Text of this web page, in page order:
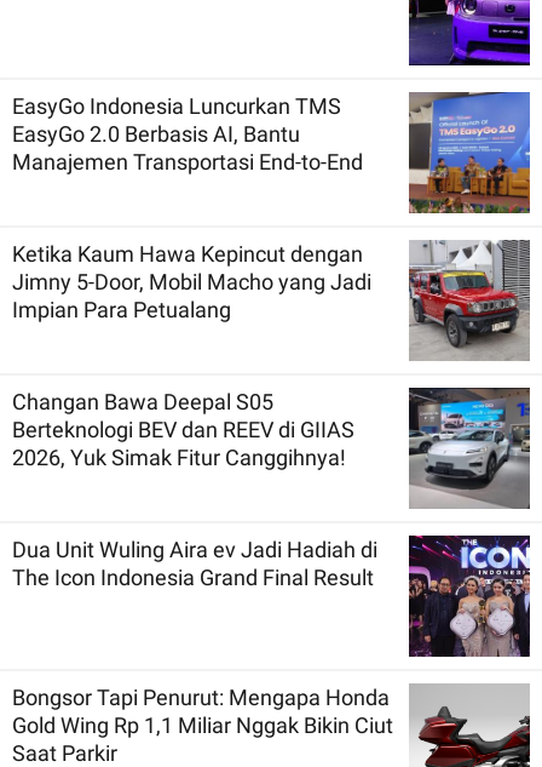
EasyGo Indonesia Luncurkan TMS
EasyGo 2.0 Berbasis AI, Bantu
Manajemen Transportasi End-to-End
Ketika Kaum Hawa Kepincut dengan
Jimny 5-Door, Mobil Macho yang Jadi
Impian Para Petualang
Changan Bawa Deepal S05
Berteknologi BEV dan REEV di GIIAS
2026, Yuk Simak Fitur Canggihnya!
Dua Unit Wuling Aira ev Jadi Hadiah di
The Icon Indonesia Grand Final Result
Bongsor Tapi Penurut: Mengapa Honda
Gold Wing Rp 1,1 Miliar Nggak Bikin Ciut
Saat Parkir